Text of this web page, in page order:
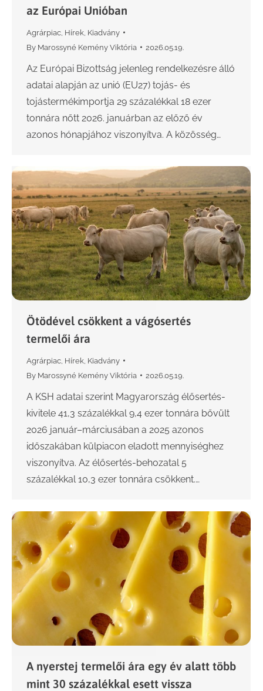
az Európai Unióban
Agrárpiac Hírek Kiadvány
By Marossyné Kemény Viktória 2026.05.19.
Az Európai Bizottság jelenleg rendelkezésre álló
adatai alapján az unió (EU27) tojás- és
tojástermékimportja 29 százalékkal 18 ezer
tonnára nőtt 2026. januárban az előző év
azonos hónapjához viszonyítva. A közösség…
Ötödével csökkent a vágósertés
termelői ára
Agrárpiac Hírek Kiadvány
By Marossyné Kemény Viktória 2026.05.19.
A KSH adatai szerint Magyarország élősertés-
kivitele 41,3 százalékkal 9,4 ezer tonnára bővült
2026 január–márciusában a 2025 azonos
időszakában külpiacon eladott mennyiséghez
viszonyítva. Az élősertés-behozatal 5
százalékkal 10,3 ezer tonnára csökkent.…
A nyerstej termelői ára egy év alatt több
mint 30 százalékkal esett vissza